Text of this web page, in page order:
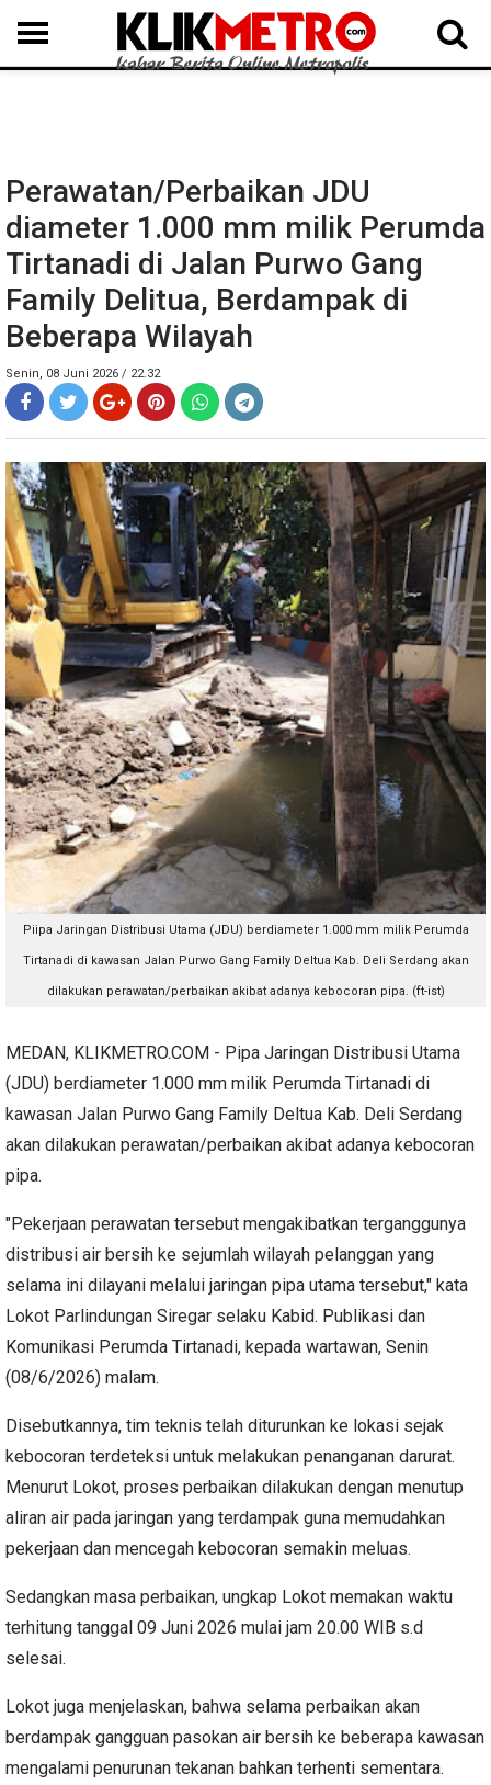
MEDAN LANGKAT DAIRI SAMOSIR TAPUT BATUBARA DELISERDANG
Perawatan/Perbaikan JDU
diameter 1.000 mm milik Perumda
Tirtanadi di Jalan Purwo Gang
Family Delitua, Berdampak di
Beberapa Wilayah
Senin, 08 Juni 2026 / 22.32
Piipa Jaringan Distribusi Utama (JDU) berdiameter 1.000 mm milik Perumda
Tirtanadi di kawasan Jalan Purwo Gang Family Deltua Kab. Deli Serdang akan
dilakukan perawatan/perbaikan akibat adanya kebocoran pipa. (ft-ist)
MEDAN, KLIKMETRO.COM - Pipa Jaringan Distribusi Utama
(JDU) berdiameter 1.000 mm milik Perumda Tirtanadi di
kawasan Jalan Purwo Gang Family Deltua Kab. Deli Serdang
akan dilakukan perawatan/perbaikan akibat adanya kebocoran
pipa.
"Pekerjaan perawatan tersebut mengakibatkan terganggunya
distribusi air bersih ke sejumlah wilayah pelanggan yang
selama ini dilayani melalui jaringan pipa utama tersebut," kata
Lokot Parlindungan Siregar selaku Kabid. Publikasi dan
Komunikasi Perumda Tirtanadi, kepada wartawan, Senin
(08/6/2026) malam.
Disebutkannya, tim teknis telah diturunkan ke lokasi sejak
kebocoran terdeteksi untuk melakukan penanganan darurat.
Menurut Lokot, proses perbaikan dilakukan dengan menutup
aliran air pada jaringan yang terdampak guna memudahkan
pekerjaan dan mencegah kebocoran semakin meluas.
Sedangkan masa perbaikan, ungkap Lokot memakan waktu
terhitung tanggal 09 Juni 2026 mulai jam 20.00 WIB s.d
selesai.
Lokot juga menjelaskan, bahwa selama perbaikan akan
berdampak gangguan pasokan air bersih ke beberapa kawasan
mengalami penurunan tekanan bahkan terhenti sementara.